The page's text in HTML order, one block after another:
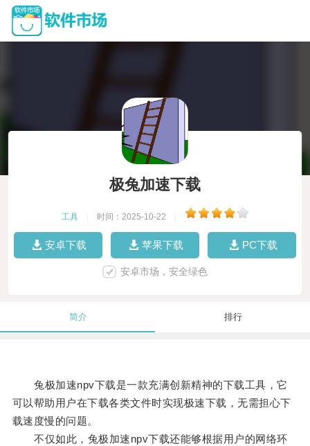
极兔加速下载
工具 时间：2025-10-22
安卓下载 苹果下载 PC下载
安卓市场，安全绿色
简介 排行
兔极加速npv下载是一款充满创新精神的下载工具，它
可以帮助用户在下载各类文件时实现极速下载，无需担心下
载速度慢的问题。
不仅如此，兔极加速npv下载还能够根据用户的网络环